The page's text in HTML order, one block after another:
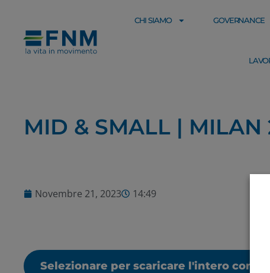
CHI SIAMO GOVERNANCE
MID & SMALL | MILAN
Novembre 21, 2023 14:49
Selezionare per scaricare l'intero